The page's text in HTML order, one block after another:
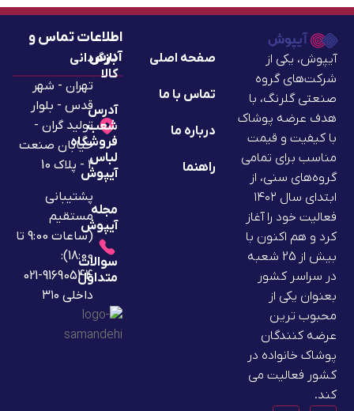
آیپوش، یکی از
شرکت‌های گروه
صنعتی گلرنگ، با
هدف عرضه پوشاک
با کیفیت و قیمت
مناسب برای تمامی
گروه‌های سنی، از
ابتدای سال ۱۴۰۲
فعالیت خود را آغاز
کرد و هم اکنون با
بیش از 25 شعبه
در سراسر کشور
بعنوان یکی از
محبوب ترین
عرضه کنندگان
پوشاک خانواده در
کشور فعالیت می
کند.
صفحه اصلی
تماس با ما
درباره ما
راهنما
بازگردانی
کالا
آدرس
شعب
فروشگاه
لباس
آیپوش
مجله
آیپوش
سوالات
متداول
تهران - شهر
قدس - بلوار
تولید گران -
خیابان صنعت
2 - پلاک 10
پشتیبانی
مستقیم
(ساعات 9:00 تا
18:00):
91690544-021
داخلی ۳۱۰
اطلاعات تماس و
آدرس